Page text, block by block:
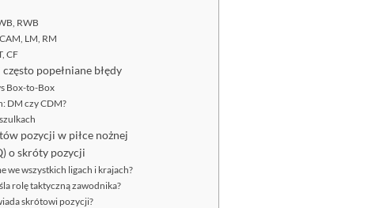
RWB
LM, RM
CF
popełniane błędy
Box-to-Box
DM czy CDM?
pozycji w piłce nożnej
o skróty pozycji
we wszystkich ligach i krajach?
rolę taktyczną zawodnika?
skrótowi pozycji?